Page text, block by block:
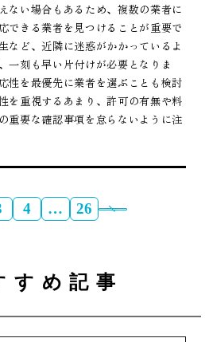
ない場合もあるため、複数の業者に
できる業者を見つけることが重要で
など、近隣に迷惑がかかっているよ
一刻も早い片付けが必要となりま
性を最優先に業者を選ぶことも検討
を重視するあまり、許可の有無や料
重要な確認事項を怠らないように注
4 … 26
すめ記事